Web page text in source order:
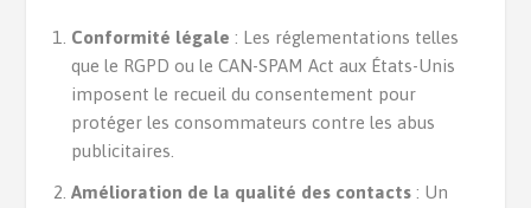
Conformité légale : Les réglementations telles
que le RGPD ou le CAN-SPAM Act aux États-Unis
imposent le recueil du consentement pour
protéger les consommateurs contre les abus
publicitaires.
Amélioration de la qualité des contacts: Un